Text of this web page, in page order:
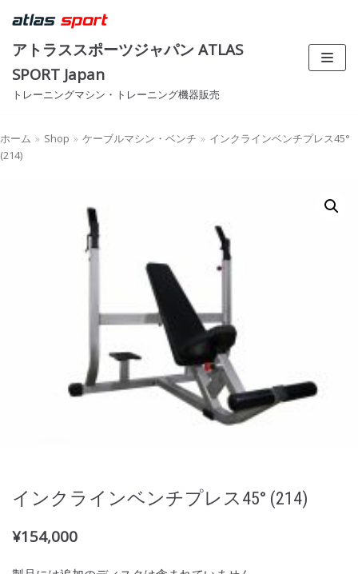
コ
テ
ン
ツ
ス
キ
アトラススポーツジャパン ATLAS
SPORT Japan
トレーニングマシン・トレーニング機器販売
ホーム » Shop » ケーブルマシン・ベンチ » インクラインベンチプレス45°
(214)
インクラインベンチプレス45° (214)
¥154,000